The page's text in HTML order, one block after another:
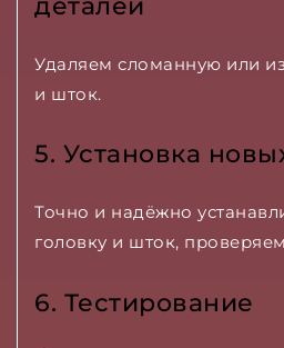
Удаляем сломанную или
и шток.
5. Установка
Точно и надёжно
головку и шток,
6. Тестирование